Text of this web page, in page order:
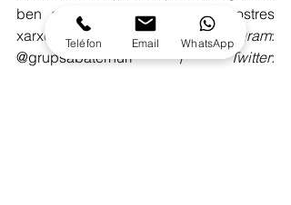
ben a prop a través de les nostres
xarxes socials: Instagram:
@grupsabaternuri / Twitter:
Teléfon Email WhatsApp